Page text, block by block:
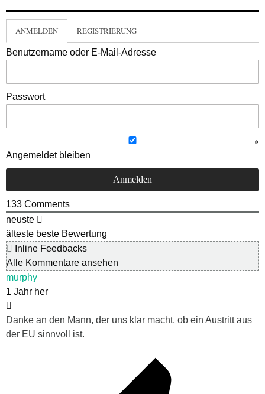
ANMELDEN REGISTRIERUNG
Benutzername oder E-Mail-Adresse
Passwort
Angemeldet bleiben
133 Comments
neuste
älteste beste Bewertung
Inline Feedbacks
Alle Kommentare ansehen
murphy
1 Jahr her
Danke an den Mann, der uns klar macht, ob ein Austritt aus
der EU sinnvoll ist.